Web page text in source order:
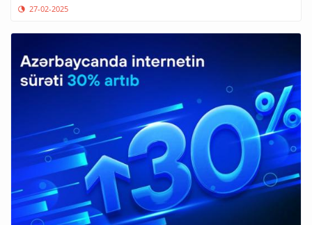
27-02-2025